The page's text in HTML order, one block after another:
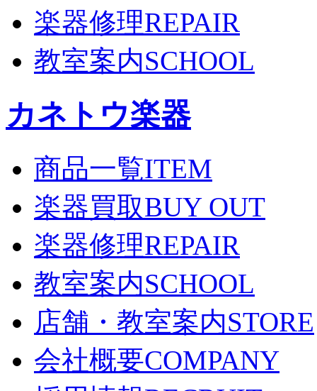
楽器修理REPAIR
教室案内SCHOOL
カネトウ楽器
商品一覧ITEM
楽器買取BUY OUT
楽器修理REPAIR
教室案内SCHOOL
店舗・教室案内STORE
会社概要COMPANY